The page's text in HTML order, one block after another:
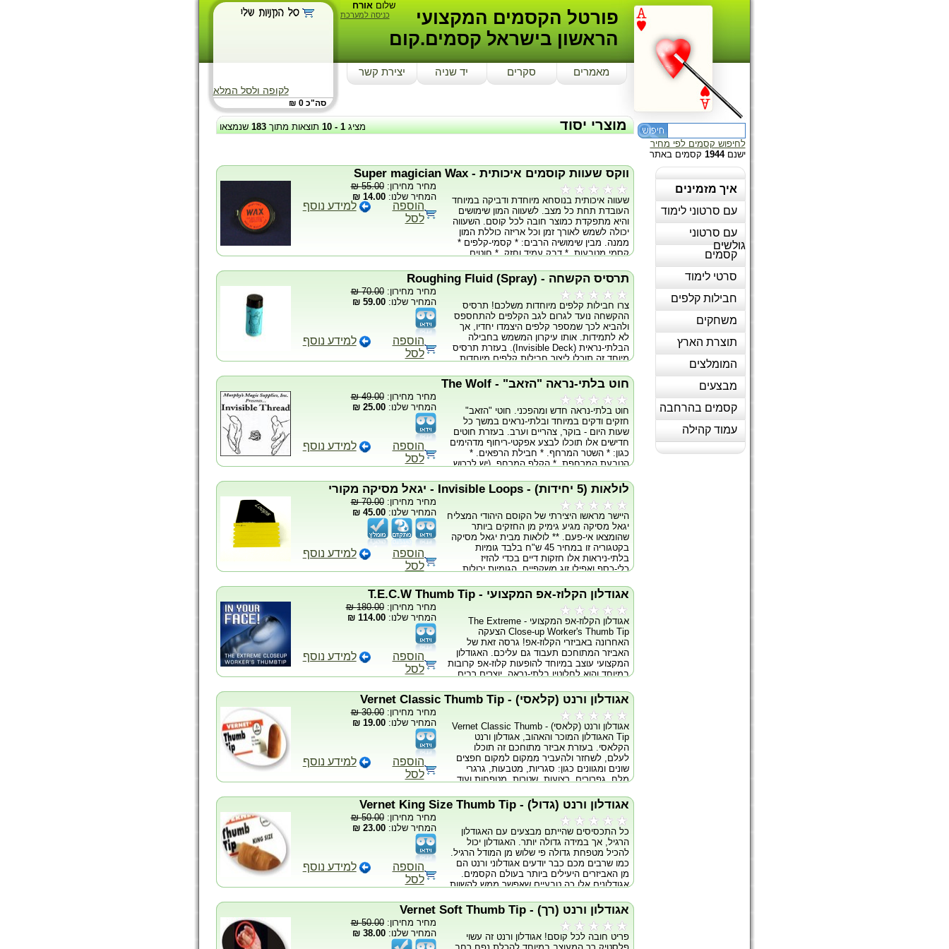
לקופה ולסל המלא
סה"כ 0 ₪
שלוםאורח
כניסה למערכת
פורטל הקסמים המקצועי
הראשון בישראל קסמים.קום
מאמרים סקרים יד שניה יצירת קשר
לחיפוש קסמים לפי מחיר
ישנם1944 קסמים באתר
איך מזמינים
עם סרטוני לימוד
עם סרטוני
גולשים
קסמים
סרטי לימוד
חבילות קלפים
משחקים
תוצרת הארץ
המומלצים
מבצעים
קסמים בהרחבה
עמוד קהילה
מציג1
-
10 תוצאות מתוך183שנמצאו מוצרי יסוד
ווקס שעוות קוסמים איכותית - Super magician Wax
שעווה איכותית בנוסחא מיוחדת ודביקה במיוחד
העובדת תחת כל מצב. לשעווה המון שימושים
והיא מתפקדת כמוצר חובה לכל קוסם. השעווה
יכולה לשמש לאורך זמן וכל אריזה כוללת המון
ממנה. מבין שימושיה הרבים: * קסמי-קלפים *
קסמי מטבעות. * דבק עמיד וחזק. * חוטים
לתתי-קטגוריות רבים אשר לא ניתן לפרטם. מגיע
באריזה מהודרת ומבטיח שימוש ארוך טווח.
מחיר מחירון:55.00 ₪
המחיר שלנו:14.00 ₪
הוספה
לסל
למידע נוסף
תרסיס הקשחה - (Roughing Fluid (Spray
צרו חבילות קלפים מיוחדות משלכם! תרסיס
ההקשחה נועד לגרום לגב הקלפים להתחספס
ולהביא לכך שמספר קלפים היצמדו יחדיו, אך
לא לתמידות. אותו עיקרון המשמש בחבילה
הבלתי-נראית (Invisible Deck). בעזרת תרסיס
מיוחד זה תוכלו ליצור חבילות קלפים מיוחדות
ליצירת כל החבילות המוכרות כגון: * חבילת גלי
המוח - Brainwave Deck. * החבילה
הקלפים הנמחקים - Mental Photography
Deck. והרשימה עוד מתארכת.... אז אם אתם
מוכרים לעיקרון וברצונכם ליצור אפקטים
משלכם, זהו המוצר. התרסיס מגיע בקופסא
מהודרת ויכול להספיק ליצירת 4 חבילות קלפים
מיוחדות ומעלה.
מחיר מחירון:70.00 ₪
המחיר שלנו:59.00 ₪
הוספה
לסל
למידע נוסף
חוט בלתי-נראה "הזאב" - The Wolf
חוט בלתי-נראה חדש ומהפכני. חוטי "הזאב"
חזקים ודקים במיוחד ובלתי-נראים במשך כל
שעות היום - בוקר, צהריים וערב. בעזרת חוטים
חדישים אלו תוכלו לבצע אפקטי-ריחוף מדהימים
כגון: * השטר המרחף. * חבילת הרפאים. *
הטבעת המרחפת. * הקלף המרחף. (יש לרכוש
המון אפקטים מוכרים... שימו לב: המחיר איננו
כולל ווקס או הסברים לקסמים הנ"ל מלבד
חוט בלתי-נראה (לא מופרד) איכותי וסרטון לימוד
"לשטר המרחף".
מחיר מחירון:49.00 ₪
המחיר שלנו:25.00 ₪
הוספה
לסל
למידע נוסף
לולאות (5 יחידות) - Invisible Loops - יגאל מסיקה מקורי
היישר מראשו היצירתי של הקוסם היהודי המצליח
יגאל מסיקה מגיע גימיק מן החזקים ביותר
שהומצאו אי-פעם. ** לולאות מבית יגאל מסיקה
בקטגוריה זו במחיר 45 ש"ח בלבד גומיות
בלתי-ניראות אלו חזקות דיים בכדי להזיז
כלי-כסף ואפילו זוג משקפיים. הגומיות יכולות
להיקרע ולא רק לגרום לתצוגות מנטליזם
בלתי-אפשריות להיות אפשריות, אלה גם להיות
פרקטיות. הלולאות יכולות להישאר על ידכם
למשך כל היום ללא החשש התמידי מהיתקלות
במישהו וקריעתן. מה שמבטיח כי תוכלו לבצע
ניסים מדהימים בכל זמן ובכל מקום אשר ישאירו
את הקהל שלכם פעורי פה לחלוטין! * גרמו
לשטרות לרחף. * גרמו לכפיות להסתובב. *
גרמו למשקפיים להתהפך. * גרמו לעצמים לזוז
יחידות איכותיות וסרטון הדרכה. לידיעה כללית,
זהו מוצר עדין אשר דורש זמן אימון ולמידה בטרם
ניתן לעשות בו שימוש כמו בסרטון
מחיר מחירון:70.00 ₪
המחיר שלנו:45.00 ₪
הוספה
לסל
למידע נוסף
אגודלון הקלוז-אפ המקצועי - T.E.C.W Thumb Tip
אגודלון הקלוז-אפ המקצועי - The Extreme
Close-up Worker's Thumb Tip הצעקה
האחרונה באביזרי הקלוז-אפ! גרסה זאת של
האביזר המתוחכם תעבוד גם עליכם. האגודלון
המקצועי עוצב במיוחד להופעות קלוז-אפ קרובות
במיוחד והוא לחלוטין בלתי-נראה. יוצרים רבים
שנים. ורק בתקופה האחרונה לאחר שנים של
תכנונים עיצובים והתאמות רבות האגודלון
האולטימטיבי נוצר. היוצרים הקפידו על כל
התבליטים והבליטות הקטנות ביותר, מציפורן
האגודל ועד קמטי הקיפול הקטנים ביותר.
האגודלון פרט להיותו ריאליסטי בצורה שקשה
לתאר מותאם לכל גדלי האגודלים ומוצא בשני
גרסאות, גרסה העשויה מחומר גלם רך וגרסה
העשויה מפלסטיק קשה. לשיקולכם. (יש לציין
הטובה ביותר ומבטיח שימוש ארוך טווח
מחיר מחירון:180.00 ₪
המחיר שלנו:114.00 ₪
הוספה
לסל
למידע נוסף
אגודלון ורנט (קלאסי) - Vernet Classic Thumb Tip
אגודלון ורנט (קלאסי) - Vernet Classic Thumb
Tip האגודלון המוכר והאהוב, אגודלון ורנט
הקלאסי. בעזרת אביזר מתוחכם זה תוכלו
לעלם, לשחזר ולהעביר ממקום למקום חפצים
שונים ומגוונים כגון: סגריות, מטבעות, גרגרי
מלח, גפרורים, רצועות, שטרות, מטפחות ועוד...
לחשיפה. * העתק מדויק של אצבעות אנושיות. *
צבועים בצבע עור-אדם ריאלסטי במיוחד. *
עשויים חומר קשיח וגמיש ובלתי-ניתנים לשבירה.
* מגיע באיכות הטובה ביותר ומבטיח שימוש
ארוך טווח.
מחיר מחירון:30.00 ₪
המחיר שלנו:19.00 ₪
הוספה
לסל
למידע נוסף
אגודלון ורנט (גדול) - Vernet King Size Thumb Tip
כל התכסיסים שהייתם מבצעים עם האגודלון
הרגיל, אך במידה גדולה יותר. האגודלון יכול
להכיל מטפחת גדולה פי שלוש מן המודל הרגיל.
כמו שרבים מכם כבר יודעים אגודלוני ורנט הם
מן האביזרים היעילים ביותר בעולם הקסמים.
אגודלונים אלו כה טבעיים שאפשר ממש להשוות
אגודלונים אלו: 1. בלתי-ניתנים לחשיפה. 2.
העתק מדויק של אצבעות אנושיות. 3. צבועים
חומר קשיח וגמיש ובלתי-ניתנים לשבירה.
מחיר מחירון:50.00 ₪
המחיר שלנו:23.00 ₪
הוספה
לסל
למידע נוסף
אגודלון ורנט (רך) - Vernet Soft Thumb Tip
פריט חובה לכל קוסם! אגודלון ורנט זה עשוי
מחיר מחירון:50.00 ₪
המחיר שלנו:38.00 ₪